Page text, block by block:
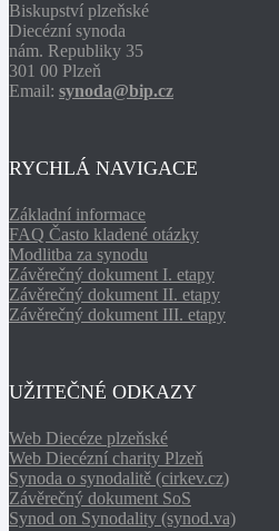
Biskupství plzeňské
Diecézní synoda
nám. Republiky 35
301 00 Plzeň
Email: synoda@bip.cz
RYCHLÁ NAVIGACE
Základní informace
FAQ Často kladené otázky
Modlitba za synodu
Závěrečný dokument I. etapy
Závěrečný dokument II. etapy
Závěrečný dokument III. etapy
UŽITEČNÉ ODKAZY
Web Diecéze plzeňské
Web Diecézní charity Plzeň
Synoda o synodalitě (cirkev.cz)
Závěrečný dokument SoS
Synod on Synodality (synod.va)